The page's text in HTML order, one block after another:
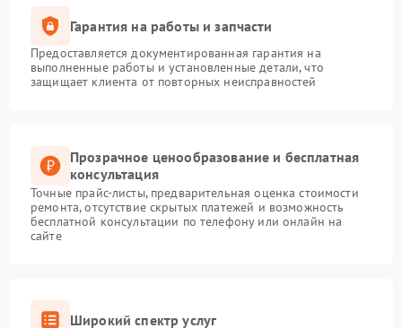
Гарантия на работы и запчасти
Предоставляется документированная гарантия на
выполненные работы и установленные детали, что
защищает клиента от повторных неисправностей
Прозрачное ценообразование и бесплатная
консультация
Точные прайс-листы, предварительная оценка стоимости
ремонта, отсутствие скрытых платежей и возможность
бесплатной консультации по телефону или онлайн на
сайте
Широкий спектр услуг